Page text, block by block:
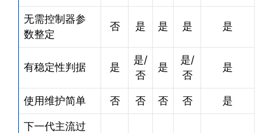
无需控制器参
数整定
否 是 是 是 是
有稳定性判据 是
是/
否
是
是/
否
是
使用维护简单 否 否 否 否 是
下一代主流过